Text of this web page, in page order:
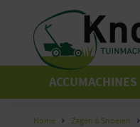
ACCUMACHINES
Home Zagen & Snoeien